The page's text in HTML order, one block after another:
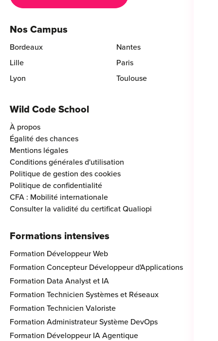
Nos Campus
Bordeaux
Lille
Lyon
Nantes
Paris
Toulouse
Wild Code School
À propos
Égalité des chances
Mentions légales
Conditions générales d'utilisation
Politique de gestion des cookies
Politique de confidentialité
CFA : Mobilité internationale
Consulter la validité du certificat Qualiopi
Formations intensives
Formation Développeur Web
Formation Concepteur Développeur d'Applications
Formation Data Analyst et IA
Formation Technicien Systèmes et Réseaux
Formation Technicien Valoriste
Formation Administrateur Système DevOps
Formation Développeur IA Agentique